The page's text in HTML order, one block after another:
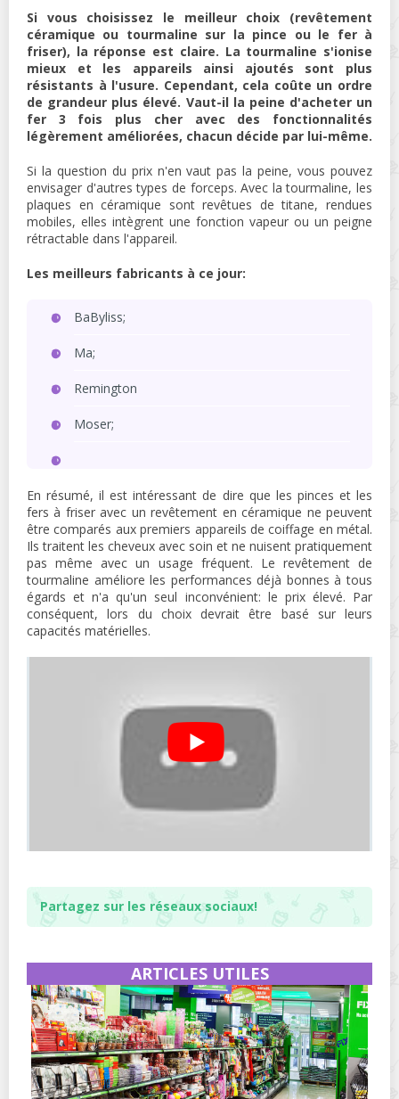
Si vous choisissez le meilleur choix (revêtement
céramique ou tourmaline sur la pince ou le fer à
friser), la réponse est claire. La tourmaline s'ionise
mieux et les appareils ainsi ajoutés sont plus
résistants à l'usure. Cependant, cela coûte un ordre
de grandeur plus élevé. Vaut-il la peine d'acheter un
fer 3 fois plus cher avec des fonctionnalités
légèrement améliorées, chacun décide par lui-même.
Si la question du prix n'en vaut pas la peine, vous pouvez
envisager d'autres types de forceps. Avec la tourmaline, les
plaques en céramique sont revêtues de titane, rendues
mobiles, elles intègrent une fonction vapeur ou un peigne
rétractable dans l'appareil.
Les meilleurs fabricants à ce jour:
BaByliss;
Ma;
Remington
Moser;
En résumé, il est intéressant de dire que les pinces et les
fers à friser avec un revêtement en céramique ne peuvent
être comparés aux premiers appareils de coiffage en métal.
Ils traitent les cheveux avec soin et ne nuisent pratiquement
pas même avec un usage fréquent. Le revêtement de
tourmaline améliore les performances déjà bonnes à tous
égards et n'a qu'un seul inconvénient: le prix élevé. Par
conséquent, lors du choix devrait être basé sur leurs
capacités matérielles.
Partagez sur les réseaux sociaux!
ARTICLES UTILES